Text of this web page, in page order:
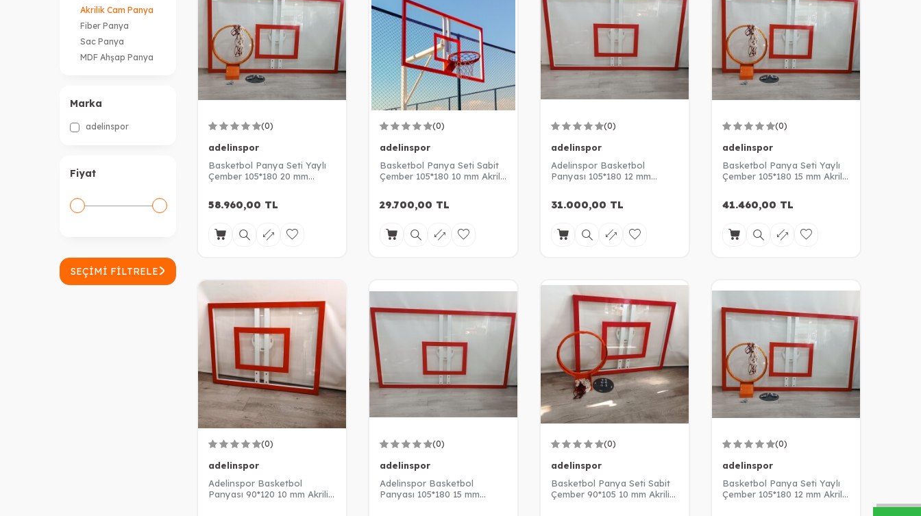
Akrilik Cam Panya
Fiber Panya
Sac Panya
MDF Ahşap Panya
Marka
adelinspor
Fiyat
SEÇIMI FILTRELE
(0)
adelinspor
Basketbol Panya Seti Yaylı
Çember 105*180 20 mm
58.960,00 TL
(0)
adelinspor
Basketbol Panya Seti Sabit
Çember 105*180 10 mm Akrilik
29.700,00 TL
(0)
adelinspor
Adelinspor Basketbol
Panyası 105*180 12 mm
31.000,00 TL
(0)
adelinspor
Basketbol Panya Seti Yaylı
Çember 105*180 15 mm Akrilik
41.460,00 TL
(0)
adelinspor
Adelinspor Basketbol
Panyası 90*120 10 mm Akrilik
(0)
adelinspor
Adelinspor Basketbol
Panyası 105*180 15 mm
(0)
adelinspor
Basketbol Panya Seti Sabit
Çember 90*105 10 mm Akrilik
(0)
adelinspor
Basketbol Panya Seti Yaylı
Çember 105*180 12 mm Akrilik